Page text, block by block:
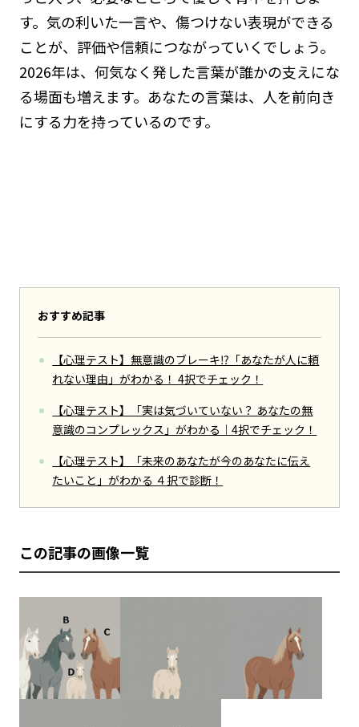
す。気の利いた一言や、傷つけない表現ができる
ことが、評価や信頼につながっていくでしょう。
2026年は、何気なく発した言葉が誰かの支えにな
る場面も増えます。あなたの言葉は、人を前向き
にする力を持っているのです。
おすすめ記事
【心理テスト】無意識のブレーキ⁉「あなたが人に頼
れない理由」がわかる！ 4択でチェック！
【心理テスト】「実は気づいていない？ あなたの無
意識のコンプレックス」がわかる｜4択でチェック！
【心理テスト】「未来のあなたが今のあなたに伝え
たいこと」がわかる ４択で診断！
この記事の画像一覧